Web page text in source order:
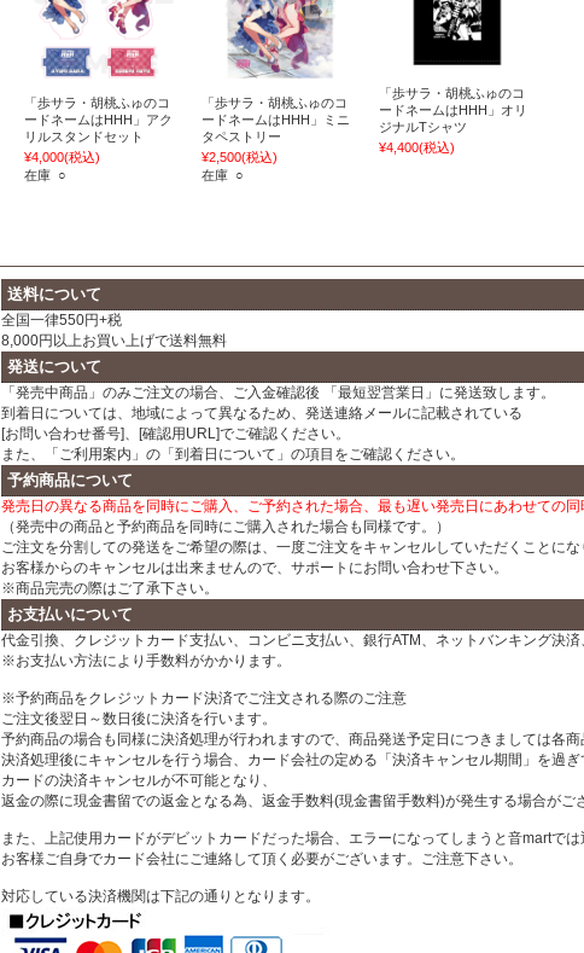
「歩サラ・胡桃ふゅのコ
ードネームはHHH」アク
リルスタンドセット
¥4,000(税込)
在庫 ○
「歩サラ・胡桃ふゅのコ
ードネームはHHH」ミニ
タペストリー
¥2,500(税込)
在庫 ○
「歩サラ・胡桃ふゅのコ
ードネームはHHH」オリ
ジナルTシャツ
¥4,400(税込)
送料について
全国一律550円+税
8,000円以上お買い上げで送料無料
発送について
「発売中商品」のみご注文の場合、ご入金確認後 「最短翌営業日」に発送致します。
到着日については、地域によって異なるため、発送連絡メールに記載されている
[お問い合わせ番号]、[確認用URL]でご確認ください。
また、「ご利用案内」の「到着日について」の項目をご確認ください。
予約商品について
発売日の異なる商品を同時にご購入、ご予約された場合、最も遅い発売日にあわせての同
（発売中の商品と予約商品を同時にご購入された場合も同様です。）
ご注文を分割しての発送をご希望の際は、一度ご注文をキャンセルしていただくことにな
お客様からのキャンセルは出来ませんので、サポートにお問い合わせ下さい。
※商品完売の際はご了承下さい。
お支払いについて
代金引換、クレジットカード支払い、コンビニ支払い、銀行ATM、ネットバンキング決
※お支払い方法により手数料がかかります。
※予約商品をクレジットカード決済でご注文される際のご注意
ご注文後翌日～数日後に決済を行います。
予約商品の場合も同様に決済処理が行われますので、商品発送予定日につきましては各商
決済処理後にキャンセルを行う場合、カード会社の定める「決済キャンセル期間」を過ぎ
カードの決済キャンセルが不可能となり、
返金の際に現金書留での返金となる為、返金手数料(現金書留手数料)が発生する場合がご
また、上記使用カードがデビットカードだった場合、エラーになってしまうと音martでは
お客様ご自身でカード会社にご連絡して頂く必要がございます。ご注意下さい。
対応している決済機関は下記の通りとなります。